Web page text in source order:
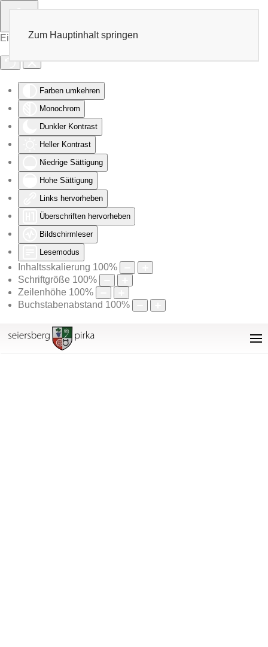
Eingabehilfen öffnen
Farben umkehren
Monochrom
Dunkler Kontrast
Heller Kontrast
Niedrige Sättigung
Hohe Sättigung
Links hervorheben
Überschriften hervorheben
Bildschirmleser
Lesemodus
Inhaltsskalierung 100%
Schriftgröße 100%
Zeilenhöhe 100%
Buchstabenabstand 100%
Zum Hauptinhalt springen